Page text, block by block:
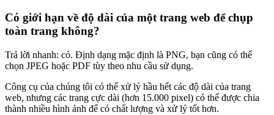
Có giới hạn về độ dài của một trang web để chụp
toàn trang không?
Trả lời nhanh: có. Định dạng mặc định là PNG, bạn cũng có thể
chọn JPEG hoặc PDF tùy theo nhu cầu sử dụng.
Công cụ của chúng tôi có thể xử lý hầu hết các độ dài của trang
web, nhưng các trang cực dài (hơn 15.000 pixel) có thể được chia
thành nhiều hình ảnh để có chất lượng và xử lý tốt hơn.